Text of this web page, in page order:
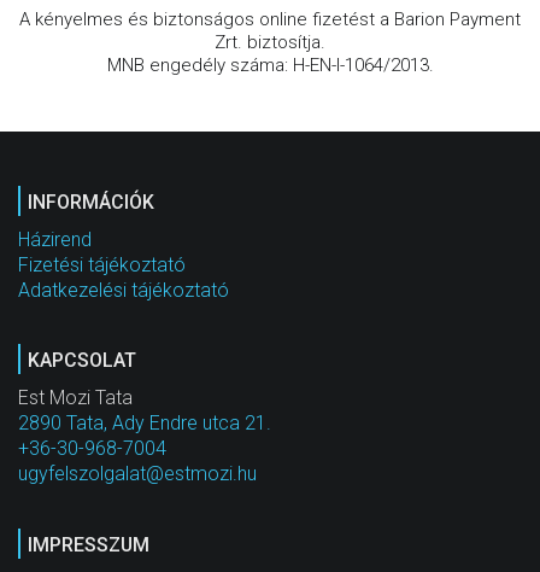
A kényelmes és biztonságos online fizetést a Barion Payment
Zrt. biztosítja.
MNB engedély száma: H-EN-I-1064/2013.
INFORMÁCIÓK
Házirend
Fizetési tájékoztató
Adatkezelési tájékoztató
KAPCSOLAT
Est Mozi Tata
2890 Tata, Ady Endre utca 21.
+36-30-968-7004
ugyfelszolgalat@estmozi.hu
IMPRESSZUM